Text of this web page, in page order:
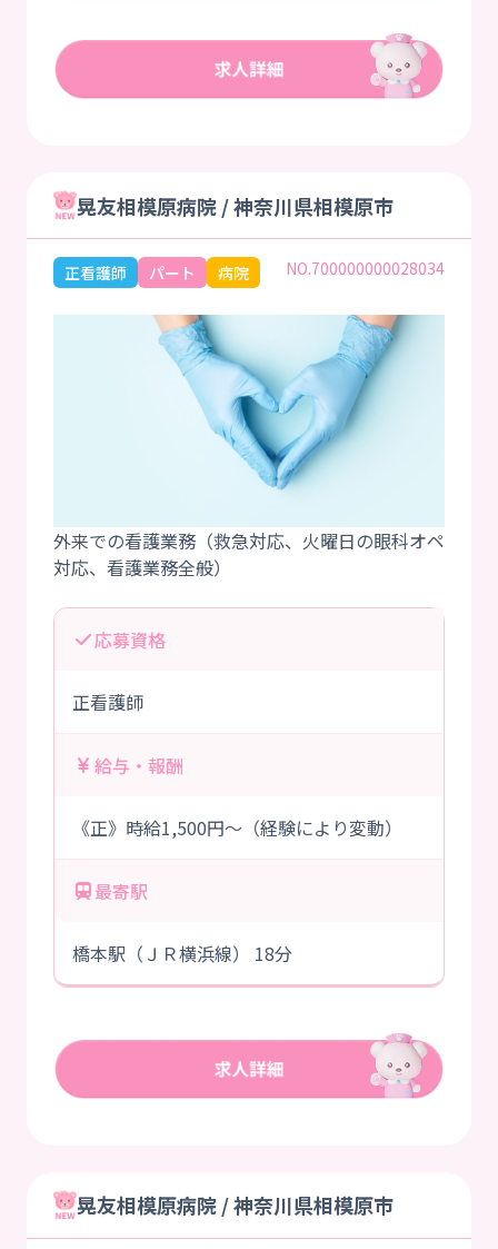
晃友相模原病院 / 神奈川県相模原市
正看護師 パート 病院 NO.700000000028034
外来での看護業務（救急対応、火曜日の眼科オペ
応募資格
正看護師
給与・報酬
《正》時給1,500円～（経験により変動）
最寄駅
橋本駅（ＪＲ横浜線） 18分
晃友相模原病院 / 神奈川県相模原市